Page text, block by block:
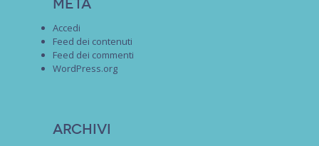
Meta
Accedi
Feed dei contenuti
Feed dei commenti
WordPress.org
Archivi